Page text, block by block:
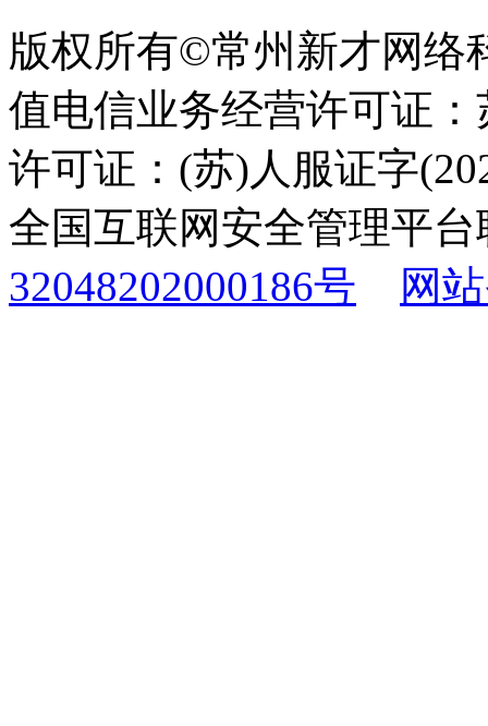
版权所有©常州新才网络
值电信业务经营许可证
许可证：(苏)人服证字
全国互联网安全管理平
32048202000186号
网